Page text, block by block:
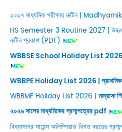
২০২৭ মাধ্যমিক পরীক্ষার রুটিন |
HS Semester 3 Routine 2027 |
রুটিন প্রকাশ (PDF)
WBBSE School Holiday List 2026 |
WBBPE Holiday List 2026 | প্রাথমিক
WBBME Holiday List 2026 | মাদ্রাসা
২০২৬ সালের মাধ্যমিকের প্রশ্মপত্রের pdf
বিদ্যাসাগর সায়েন্স অলিম্পিয়াড বিগত বছরের